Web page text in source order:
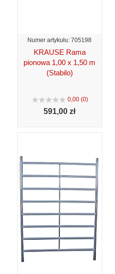
Numer artykułu: 705198
KRAUSE Rama
pionowa 1,00 x 1,50 m
(Stabilo)
0,00 (0)
591,00 zł